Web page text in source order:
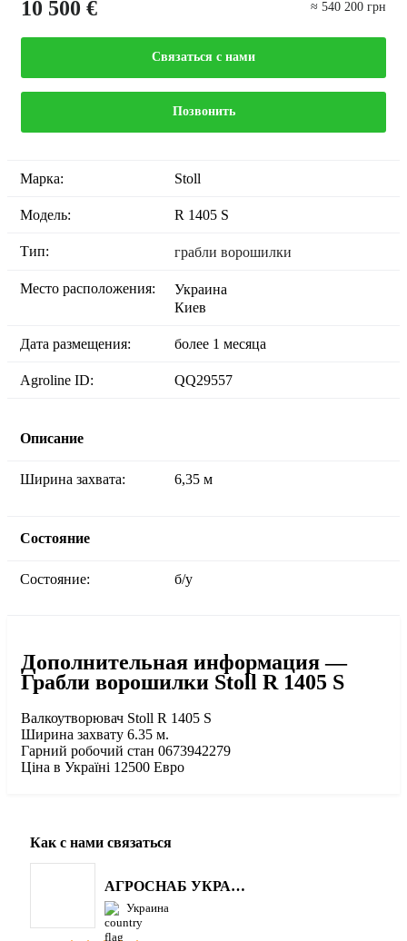
10 500 € ≈ 540 200 грн
Связаться с нами
Позвонить
Марка: Stoll
Модель: R 1405 S
Тип: грабли ворошилки
Место расположения:
Украина
Киев
Дата размещения: более 1 месяца
Agroline ID: QQ29557
Описание
Ширина захвата: 6,35 м
Состояние
Состояние: б/у
Дополнительная информация —
Грабли ворошилки Stoll R 1405 S
Валкоутворювач Stoll R 1405 S
Ширина захвату 6.35 м.
Гарний робочий стан 0673942279
Ціна в Україні 12500 Евро
Как с нами связаться
АГРОСНАБ УКРАЇНА
Украина